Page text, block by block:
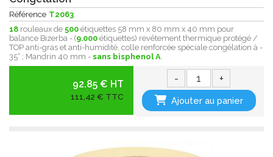
Référence T2063
18 rouleaux de 500 étiquettes 58 mm x 80 mm x 40 mm pour
balance Bizerba - (9.000 étiquettes) revêtement thermique protégé /
TOP anti-gras et anti-humidité, colle renforcée spéciale congélation à -
35° ; Mandrin 40 mm - sans bisphenol A
92.85 € HT
111,42 € TTC
- +
Ajouter au panier